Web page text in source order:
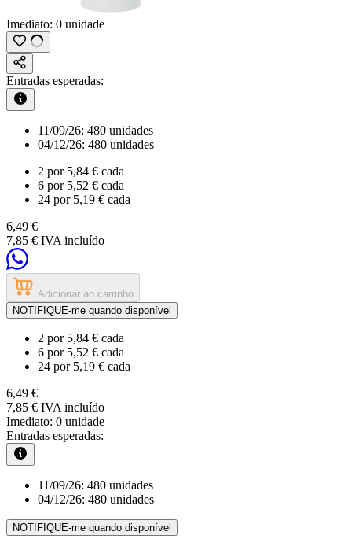
Imediato: 0 unidade
Entradas esperadas:
11/09/26: 480 unidades
04/12/26: 480 unidades
2 por 5,84 € cada
6 por 5,52 € cada
24 por 5,19 € cada
6,49 €
7,85 € IVA incluído
Adicionar ao carrinho
NOTIFIQUE-me quando disponível
2 por 5,84 € cada
6 por 5,52 € cada
24 por 5,19 € cada
6,49 €
7,85 € IVA incluído
Imediato: 0 unidade
Entradas esperadas:
11/09/26: 480 unidades
04/12/26: 480 unidades
NOTIFIQUE-me quando disponível